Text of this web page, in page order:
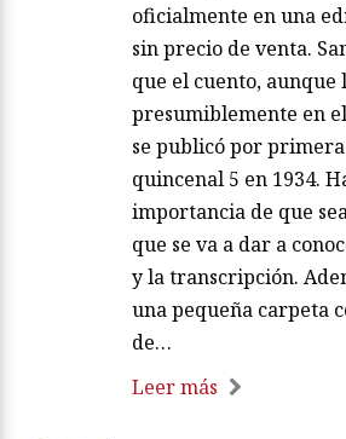
oficialmente en una
sin precio de venta.
que el cuento, aunque
presumiblemente en
se publicó por
quincenal 5 en 1934.
importancia de que
que se va a dar a
y la transcripción.
una pequeña carpeta
de…
Leer más